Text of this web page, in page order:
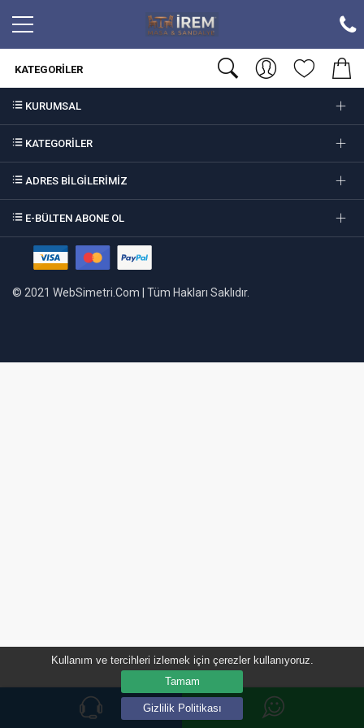
Kullanım ve tercihleri ​​izlemek için çerezler kullanıyoruz.
Tamam
Gizlilik Politikası
KATEGORILER
KURUMSAL
KATEGORİLER
ADRES BİLGİLERİMİZ
E-BÜLTEN ABONE OL
© 2021 WebSimetri.Com | Tüm Hakları Saklıdır.